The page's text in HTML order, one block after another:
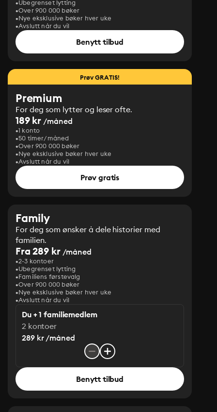
Ubegrenset lytting
Over 900 000 bøker
Nye eksklusive bøker hver uke
Avslutt når du vil
Benytt tilbud
Prøv GRATIS!
Premium
For deg som lytter og leser ofte.
189 kr /måned
1 konto
50 timer/måned
Over 900 000 bøker
Nye eksklusive bøker hver uke
Avslutt når du vil
Prøv gratis
Family
For deg som ønsker å dele historier med
familien.
Fra 289 kr/måned
2-3 kontoer
Ubegrenset lytting
Familiens førstevalg
Over 900 000 bøker
Nye eksklusive bøker hver uke
Avslutt når du vil
Du + 1 familiemedlem
2 kontoer
289 kr /måned
Benytt tilbud